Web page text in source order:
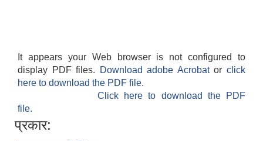
It appears your Web browser is not configured to
display PDF files.
Download adobe Acrobatorclick
here to download the PDF file.
Click here to download the PDF
file.
प्रकार: